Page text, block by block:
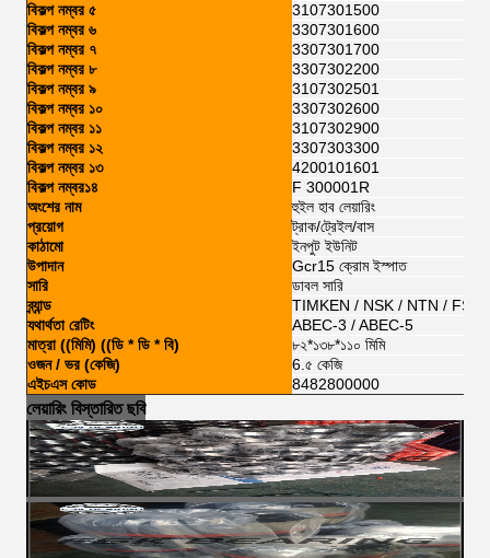
বিকল্প নম্বর ৫
3107301500
বিকল্প নম্বর ৬
3307301600
বিকল্প নম্বর ৭
3307301700
বিকল্প নম্বর ৮
3307302200
বিকল্প নম্বর ৯
3107302501
বিকল্প নম্বর ১০
3307302600
বিকল্প নম্বর ১১
3107302900
বিকল্প নম্বর ১২
3307303300
বিকল্প নম্বর ১৩
4200101601
বিকল্প নম্বর১৪
F 300001R
অংশের নাম
হুইল হাব লেয়ারিং
প্রয়োগ
ট্রাক/ট্রেইল/বাস
কাঠামো
ইনপুট ইউনিট
উপাদান
Gcr15 ক্রোম ইস্পাত
সারি
ডাবল সারি
ব্র্যান্ড
TIMKEN / NSK / NTN /
যথার্থতা রেটিং
ABEC-3 / ABEC-5
মাত্রা ((মিমি) ((ডি * ডি * বি)
৮২*১৩৮*১১০ মিমি
ওজন / ভর (কেজি)
6.৫ কেজি
এইচএস কোড
8482800000
লেয়ারিং বিস্তারিত ছবি